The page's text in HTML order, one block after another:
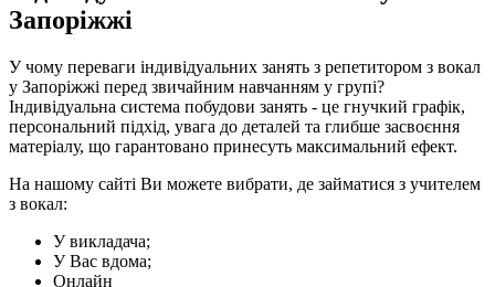
Запоріжжі
У чому переваги індивідуальних занять з репетитором з вокал
у Запоріжжі перед звичайним навчанням у групі?
Індивідуальна система побудови занять - це гнучкий графік,
персональний підхід, увага до деталей та глибше засвоєння
матеріалу, що гарантовано принесуть максимальний ефект.
На нашому сайті Ви можете вибрати, де займатися з учителем
з вокал:
У викладача;
У Вас вдома;
Онлайн